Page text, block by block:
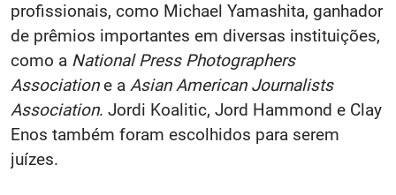
profissionais, como Michael Yamashita, ganhador
de prêmios importantes em diversas instituições,
como a National Press Photographers
Associatione a Asian American Journalists
Association. Jordi Koalitic, Jord Hammond e Clay
Enos também foram escolhidos para serem
juízes.